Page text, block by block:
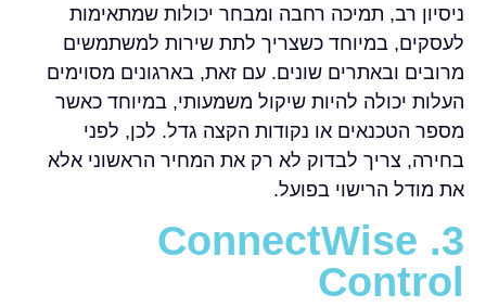
ניסיון רב, תמיכה רחבה ומבחר יכולות שמתאימות
לעסקים, במיוחד כשצריך לתת שירות למשתמשים
מרובים ובאתרים שונים. עם זאת, בארגונים מסוימים
העלות יכולה להיות שיקול משמעותי, במיוחד כאשר
מספר הטכנאים או נקודות הקצה גדל. לכן, לפני
בחירה, צריך לבדוק לא רק את המחיר הראשוני אלא
את מודל הרישוי בפועל.
3. ConnectWise
Control